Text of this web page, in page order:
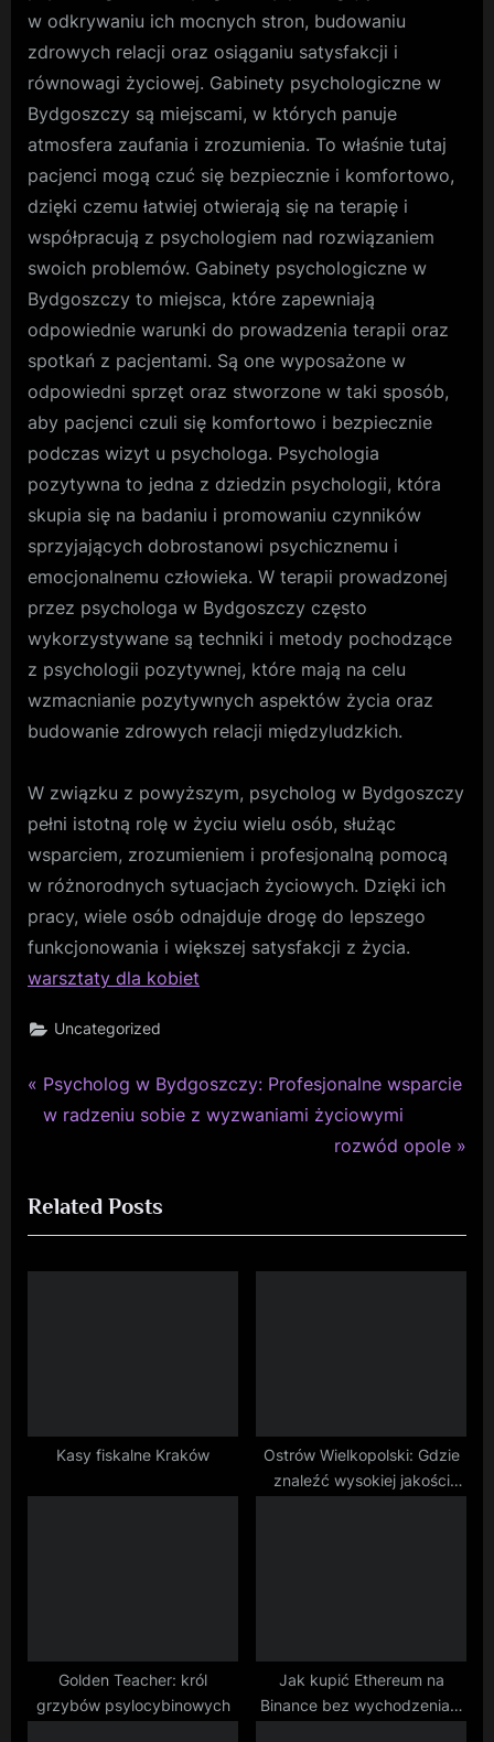
w odkrywaniu ich mocnych stron, budowaniu
zdrowych relacji oraz osiąganiu satysfakcji i
równowagi życiowej. Gabinety psychologiczne w
Bydgoszczy są miejscami, w których panuje
atmosfera zaufania i zrozumienia. To właśnie tutaj
pacjenci mogą czuć się bezpiecznie i komfortowo,
dzięki czemu łatwiej otwierają się na terapię i
współpracują z psychologiem nad rozwiązaniem
swoich problemów. Gabinety psychologiczne w
Bydgoszczy to miejsca, które zapewniają
odpowiednie warunki do prowadzenia terapii oraz
spotkań z pacjentami. Są one wyposażone w
odpowiedni sprzęt oraz stworzone w taki sposób,
aby pacjenci czuli się komfortowo i bezpiecznie
podczas wizyt u psychologa. Psychologia
pozytywna to jedna z dziedzin psychologii, która
skupia się na badaniu i promowaniu czynników
sprzyjających dobrostanowi psychicznemu i
emocjonalnemu człowieka. W terapii prowadzonej
przez psychologa w Bydgoszczy często
wykorzystywane są techniki i metody pochodzące
z psychologii pozytywnej, które mają na celu
wzmacnianie pozytywnych aspektów życia oraz
budowanie zdrowych relacji międzyludzkich.
W związku z powyższym, psycholog w Bydgoszczy
pełni istotną rolę w życiu wielu osób, służąc
wsparciem, zrozumieniem i profesjonalną pomocą
w różnorodnych sytuacjach życiowych. Dzięki ich
pracy, wiele osób odnajduje drogę do lepszego
funkcjonowania i większej satysfakcji z życia.
warsztaty dla kobiet
Uncategorized
Nawigacja
P
r
i
o
u
Psycholog w Bydgoszczy: Profesjonalne wsparcie
w radzeniu sobie z wyzwaniami życiowymi
N
t
P
rozwód opole
Related Posts
Kasy fiskalne Kraków
Ostrów Wielkopolski: Gdzie
znaleźć wysokiej jakości
Golden Teacher: król
grzybów psylocybinowych
Jak kupić Ethereum na
Binance bez wychodzenia z